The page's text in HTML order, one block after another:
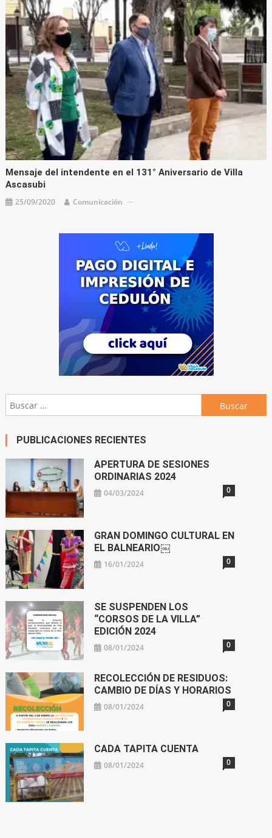
Mensaje del intendente en el 131° Aniversario de Villa
Ascasubi
25/09/2020 Comunicación
Buscar:
PUBLICACIONES RECIENTES
APERTURA DE SESIONES
ORDINARIAS 2024
04/03/2024 0
GRAN DOMINGO CULTURAL EN
EL BALNEARIO￼
16/01/2024 0
SE SUSPENDEN LOS
“CORSOS DE LA VILLA”
EDICIÓN 2024
08/01/2024 0
RECOLECCIÓN DE RESIDUOS:
CAMBIO DE DÍAS Y HORARIOS
08/01/2024 0
CADA TAPITA CUENTA
08/01/2024 0